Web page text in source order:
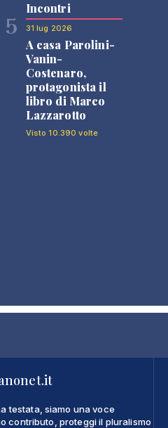
5
Incontri
31 lug 2026
A casa Parolini-
Vanin-
Costenaro,
protagonista il
libro di Marco
Lazzarotto
Visto 10.390 volte
testata, siamo una voce
contributo, proteggi il pluralismo